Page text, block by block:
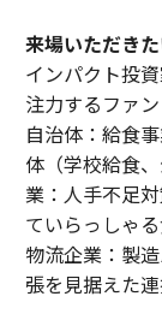
来場いただきた
インパクト投
注力するファ
自治体：給食
体（学校給食
業：人手不足
ていらっしゃ
物流企業：製
張を見据えた